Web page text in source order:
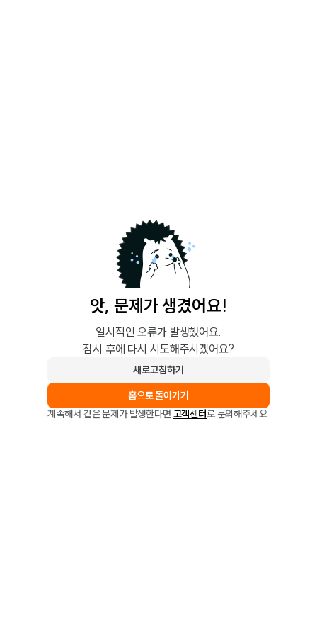
앗, 문제가 생겼어요!
일시적인 오류가 발생했어요.
잠시 후에 다시 시도해주시겠어요?
새로고침하기
홈으로 돌아가기
계속해서 같은 문제가 발생한다면 고객센터로 문의해주세요.